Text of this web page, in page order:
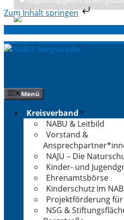
Zum Inhalt springen
Zum
Inhalt
springen
Menü
Kreisverband
NABU & Leitbild
Vorstand &
NAJU – Die
Kinder- und
Ehrenamtsbörse
Kinderschutz im
Projektförderung
NSG &